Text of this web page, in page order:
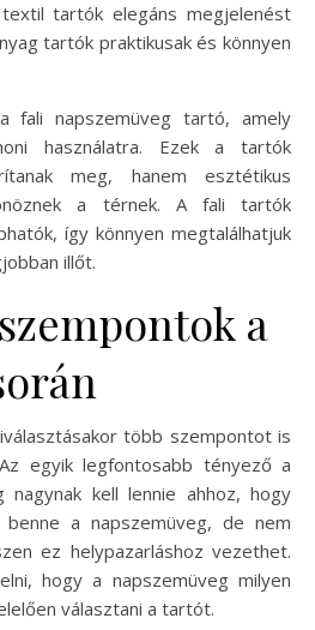
tartók elegáns megjelenést
tartók praktikusak és könnyen
fali napszemüveg tartó, amely
használatra. Ezek a tartók
meg, hanem esztétikus
a térnek. A fali tartók
így könnyen megtalálhatjuk
illőt.
a
több szempontot is
egyik legfontosabb tényező a
kell lennie ahhoz, hogy
a napszemüveg, de nem
ez helypazarláshoz vezethet.
hogy a napszemüveg milyen
választani a tartót.